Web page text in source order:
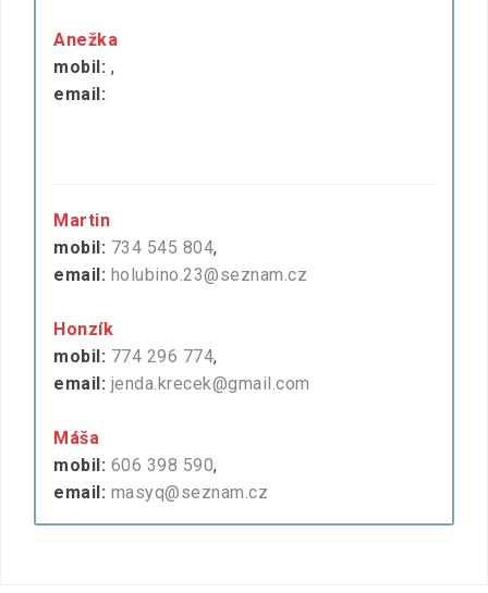
Anežka
mobil: ,
email:
Martin
mobil: 734 545 804,
email: holubino.23@seznam.cz
Honzík
mobil: 774 296 774,
email: jenda.krecek@gmail.com
Máša
mobil: 606 398 590,
email: masyq@seznam.cz